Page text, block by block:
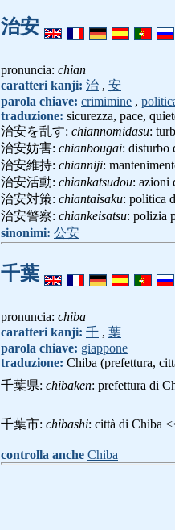
治安
pronuncia: chian
caratteri kanji: 治 , 安
parola chiave: crimimine ,
traduzione: sicurezza, pace,
治安を乱す: chiannomidasu:
治安妨害: chianbougai: disturbo
治安維持: chianniji:
治安活動: chiankatsudou: azioni
治安対策: chiantaisaku: politica
治安警察: chiankeisatsu: polizia
sinonimi: 公安
千葉
pronuncia: chiba
caratteri kanji: 千 , 葉
parola chiave: giappone
traduzione: Chiba (prefettura,
千葉県: chibaken: prefettura di
千葉市: chibashi: città di Chiba
controlla anche Chiba